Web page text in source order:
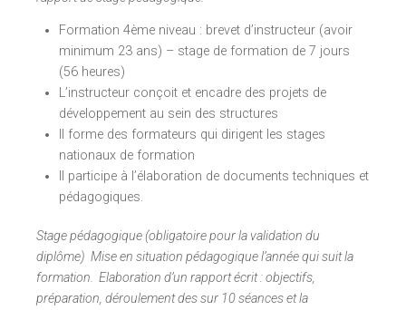
Formation 4ème niveau : brevet d’instructeur (avoir
minimum 23 ans) – stage de formation de 7 jours
(56 heures)
L’instructeur conçoit et encadre des projets de
développement au sein des structures
Il forme des formateurs qui dirigent les stages
nationaux de formation
Il participe à l’élaboration de documents techniques et
pédagogiques.
Stage pédagogique (obligatoire pour la validation du
diplôme) Mise en situation pédagogique l’année qui suit la
formation. Elaboration d’un rapport écrit : objectifs,
préparation, déroulement des sur 10 séances et la